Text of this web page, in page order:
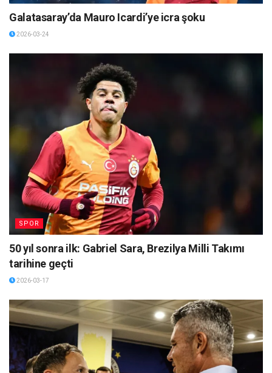
Galatasaray’da Mauro Icardi’ye icra şoku
2026-03-24
SPOR
50 yıl sonra ilk: Gabriel Sara, Brezilya Milli Takımı
tarihine geçti
2026-03-17